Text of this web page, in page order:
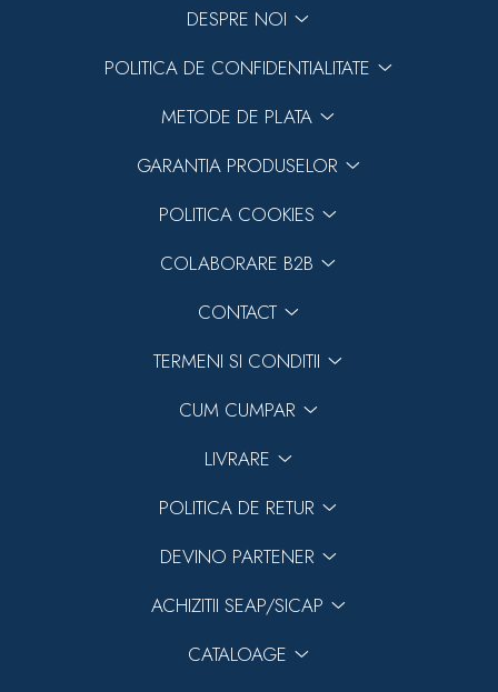
DESPRE NOI
POLITICA DE CONFIDENTIALITATE
METODE DE PLATA
GARANTIA PRODUSELOR
POLITICA COOKIES
COLABORARE B2B
CONTACT
TERMENI SI CONDITII
CUM CUMPAR
LIVRARE
POLITICA DE RETUR
DEVINO PARTENER
ACHIZITII SEAP/SICAP
CATALOAGE